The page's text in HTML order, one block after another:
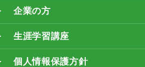
企業の方
生涯学習講座
個人情報保護方針